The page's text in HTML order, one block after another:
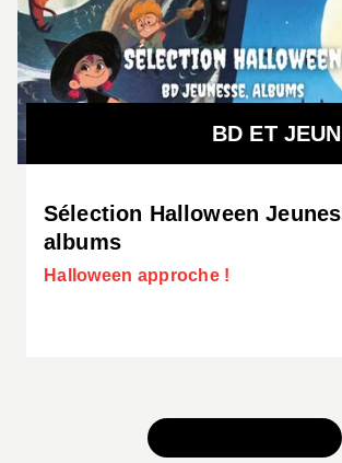
BD ET
Sélection Halloween
albums
Halloween approche !